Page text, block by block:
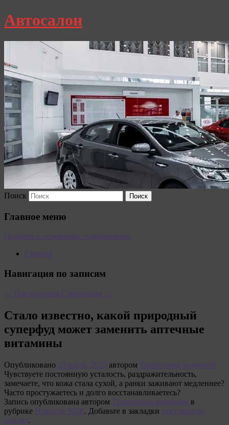
Автосалон
Поиск
Главное меню
Перейти к основному содержимому
Главная
Навигация по записям
← Предыдущая Следующая →
Стало известно, какой природный
суперфуд может заменить аптечные
витамины
Опубликовано 23 июля, 2025 автором Территория знамений
Чувствуете постоянную усталость, раздражительность,
замечаете, что кожа стала сухой, а ранки заживают медленнее?
Часто простужаетесь и долго восстанавливаетесь?
Запись опубликована автором Территория знамений в
рубрике Новости ЗОЖ. Добавьте в закладки постоянную
ссылку.